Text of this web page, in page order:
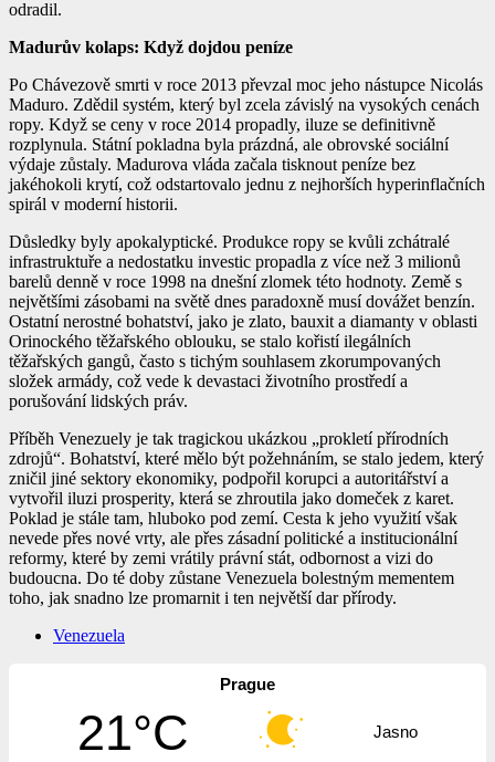
odradil.
Madurův kolaps: Když dojdou peníze
Po Chávezově smrti v roce 2013 převzal moc jeho nástupce Nicolás
Maduro. Zdědil systém, který byl zcela závislý na vysokých cenách
ropy. Když se ceny v roce 2014 propadly, iluze se definitivně
rozplynula. Státní pokladna byla prázdná, ale obrovské sociální
výdaje zůstaly. Madurova vláda začala tisknout peníze bez
jakéhokoli krytí, což odstartovalo jednu z nejhorších hyperinflačních
spirál v moderní historii.
Důsledky byly apokalyptické. Produkce ropy se kvůli zchátralé
infrastruktuře a nedostatku investic propadla z více než 3 milionů
barelů denně v roce 1998 na dnešní zlomek této hodnoty. Země s
největšími zásobami na světě dnes paradoxně musí dovážet benzín.
Ostatní nerostné bohatství, jako je zlato, bauxit a diamanty v oblasti
Orinockého těžařského oblouku, se stalo kořistí ilegálních
těžařských gangů, často s tichým souhlasem zkorumpovaných
složek armády, což vede k devastaci životního prostředí a
porušování lidských práv.
Příběh Venezuely je tak tragickou ukázkou „prokletí přírodních
zdrojů“. Bohatství, které mělo být požehnáním, se stalo jedem, který
zničil jiné sektory ekonomiky, podpořil korupci a autoritářství a
vytvořil iluzi prosperity, která se zhroutila jako domeček z karet.
Poklad je stále tam, hluboko pod zemí. Cesta k jeho využití však
nevede přes nové vrty, ale přes zásadní politické a institucionální
reformy, které by zemi vrátily právní stát, odbornost a vizi do
budoucna. Do té doby zůstane Venezuela bolestným mementem
toho, jak snadno lze promarnit i ten největší dar přírody.
Venezuela
Prague
21°C Jasno